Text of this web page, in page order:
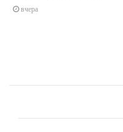
вчера